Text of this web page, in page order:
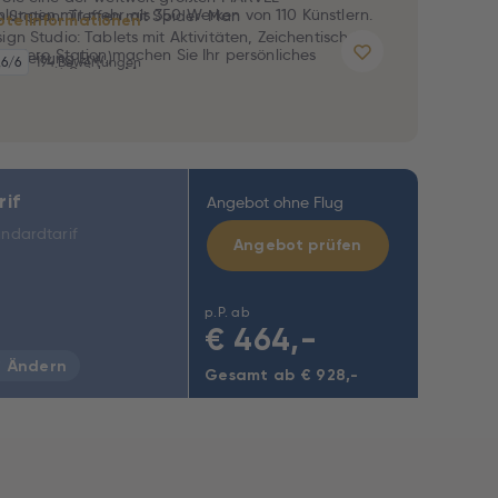
mit mehr als 350 Werken von 110 Künstlern.
Hero Station machen Sie Ihr persönliches
mit Spider-Man.
sich auf:
Station: Treffen mit Spider-Man
Studio: Tablets mit Aktivitäten, Zeichentisch für
Erw.)
/6 194 Bewertungen
Angebot ohne Flug
p.P. ab
€ 464,-
Gesamt ab € 928,-
Angebot prüfen
Ändern